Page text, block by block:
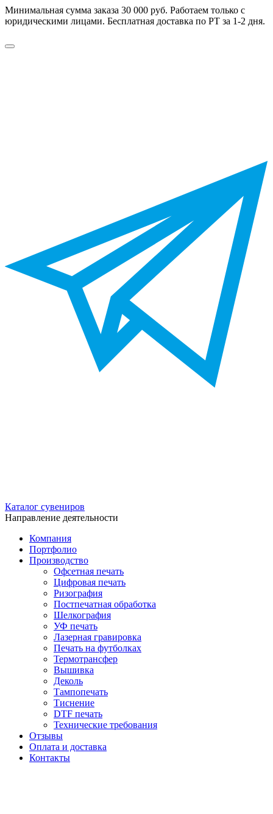
Минимальная сумма заказа 30 000 руб. Работаем только с
юридическими лицами. Бесплатная доставка по РТ за 1-2 дня.
Каталог сувениров
Направление деятельности
Компания
Портфолио
Производство
Офсетная печать
Цифровая печать
Ризография
Постпечатная обработка
Шелкография
УФ печать
Лазерная гравировка
Печать на футболках
Термотрансфер
Вышивка
Деколь
Тампопечать
Тиснение
DTF печать
Технические требования
Отзывы
Оплата и доставка
Контакты